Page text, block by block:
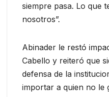
siempre pasa. Lo que
nosotros”.
Abinader le restó
Cabello y reiteró que
defensa de la
importar a quien no le